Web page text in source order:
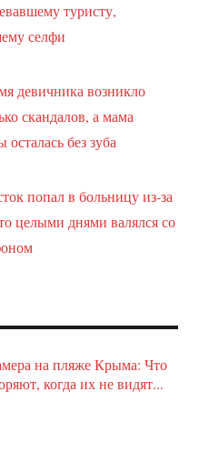
туристу,
селфи
девичника возникло
скандалов, а мама
осталась без зуба
попал в больницу из-за
целыми днями валялся со
на пляже Крыма: Что
когда их не видят...